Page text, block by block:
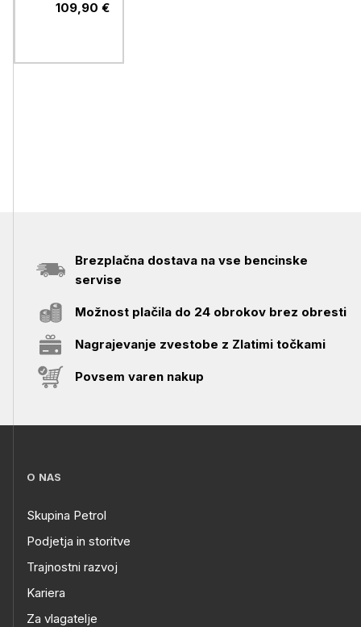
FDRP600,
109,90 €
Brezplačna dostava na vse bencinske
servise
Možnost plačila do 24 obrokov brez obresti
Nagrajevanje zvestobe z Zlatimi točkami
Povsem varen nakup
O NAS
Skupina Petrol
Podjetja in storitve
Trajnostni razvoj
Kariera
Za vlagatelje